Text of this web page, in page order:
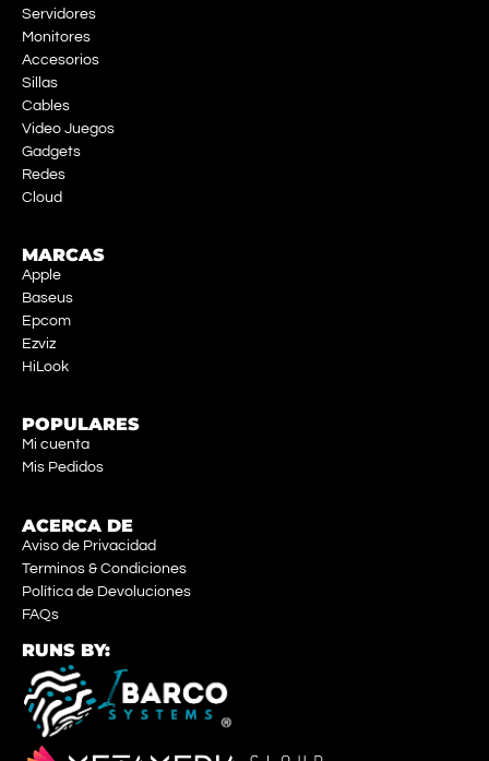
Servidores
Monitores
Accesorios
Sillas
Cables
Video Juegos
Gadgets
Redes
Cloud
MARCAS
Apple
Baseus
Epcom
Ezviz
HiLook
POPULARES
Mi cuenta
Mis Pedidos
ACERCA DE
Aviso de Privacidad
Terminos & Condiciones
Política de Devoluciones
FAQs
RUNS BY: